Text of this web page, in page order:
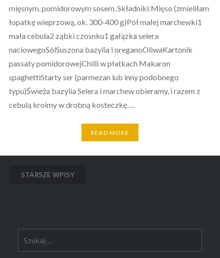
mięsnym, pomidorowym sosem. Składniki:Mięso (zmieliłam
łopatkę wieprzową, ok. 300-400 g)Pół małej marchewki1
mała cebula2 ząbki czosnku1 gałązka selera
naciowegoSólSuszona bazylia i oreganoOliwaKartonik
passaty pomidorowejChilli w płatkach Makaron
spaghettiStarty ser (parmezan lub inny podobnego
typu)Świeża bazylia Selera i marchew obieramy, i razem z
cebulą kroimy w drobną kosteczkę….
READ MORE
Nawigacja
STARSZE WPISY